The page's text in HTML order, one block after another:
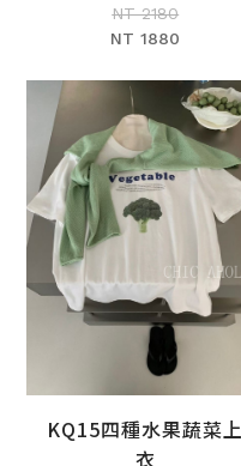
NT 2180
NT 1880
加入購物車
KQ15四種水果蔬菜上
衣